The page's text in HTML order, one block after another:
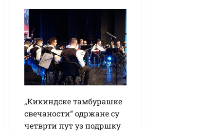
„Кикиндске тамбурашке
свечаности“ одржане су
четврти пут уз подршку